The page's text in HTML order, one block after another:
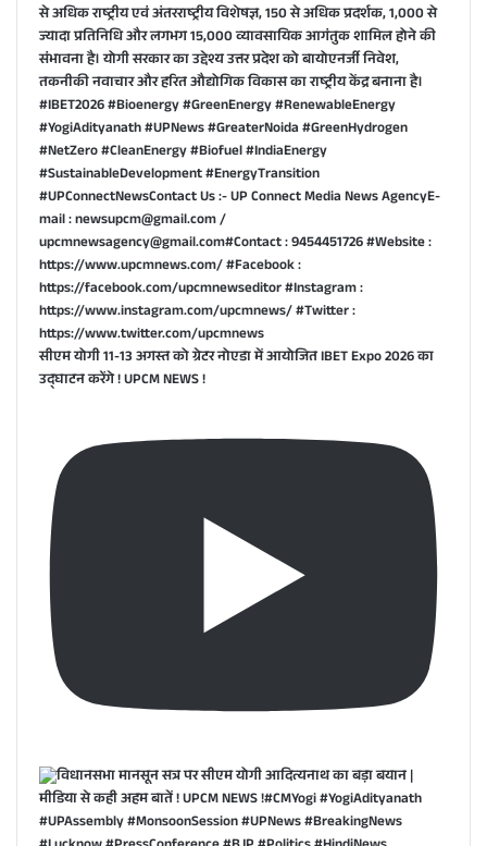
सीएम योगी 11-13 अगस्त को ग्रेटर नोएडा में आयोजित IBET Expo 2026 का
उद्घाटन करेंगे ! UPCM NEWS !